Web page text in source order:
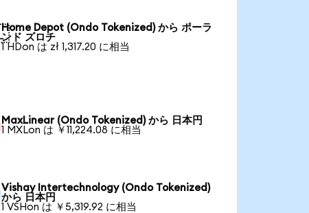
Home Depot (Ondo Tokenized) から ポーラ
ンド ズロチ
1 HDon は zł 1,317.20 に相当
MaxLinear (Ondo Tokenized) から 日本円
1 MXLon は ￥11,224.08 に相当
Vishay Intertechnology (Ondo Tokenized)
から 日本円
1 VSHon は ￥5,319.92 に相当